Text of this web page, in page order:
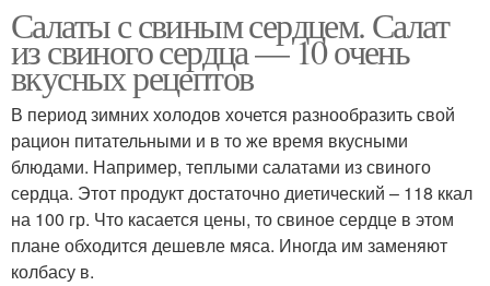
Салаты с свиным сердцем. Салат
из свиного сердца — 10 очень
вкусных рецептов
В период зимних холодов хочется разнообразить свой
рацион питательными и в то же время вкусными
блюдами. Например, теплыми салатами из свиного
сердца. Этот продукт достаточно диетический – 118 ккал
на 100 гр. Что касается цены, то свиное сердце в этом
плане обходится дешевле мяса. Иногда им заменяют
колбасу в.